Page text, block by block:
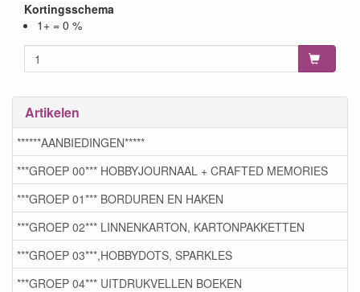
Kortingsschema
1+ = 0 %
Artikelen
******AANBIEDINGEN*****
***GROEP 00*** HOBBYJOURNAAL + CRAFTED MEMORIES
***GROEP 01*** BORDUREN EN HAKEN
***GROEP 02*** LINNENKARTON, KARTONPAKKETTEN
***GROEP 03***,HOBBYDOTS, SPARKLES
***GROEP 04*** UITDRUKVELLEN BOEKEN